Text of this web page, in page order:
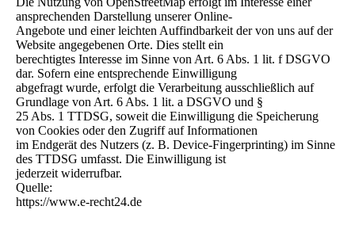
ansprechenden Darstellung unserer Online-
Angebote und einer leichten Auffindbarkeit der von uns auf der
Website angegebenen Orte. Dies stellt ein
berechtigtes Interesse im Sinne von Art. 6 Abs. 1 lit. f DSGVO
dar. Sofern eine entsprechende Einwilligung
abgefragt wurde, erfolgt die Verarbeitung ausschließlich auf
Grundlage von Art. 6 Abs. 1 lit. a DSGVO und §
25 Abs. 1 TTDSG, soweit die Einwilligung die Speicherung
von Cookies oder den Zugriff auf Informationen
im Endgerät des Nutzers (z. B. Device-Fingerprinting) im Sinne
des TTDSG umfasst. Die Einwilligung ist
jederzeit widerrufbar.
Quelle:
https://www.e-recht24.de